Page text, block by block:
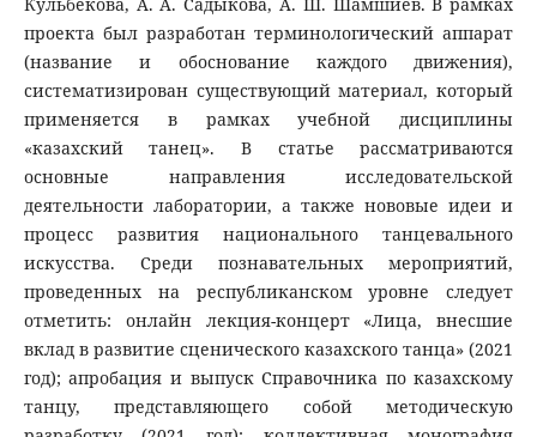
проекта был разработан терминологический аппарат
(название и обоснование каждого движения),
систематизирован существующий материал, который
применяется в рамках учебной дисциплины
«казахский танец». В статье рассматриваются
основные направления исследовательской
деятельности лаборатории, а также нововые идеи и
процесс развития национального танцевального
искусства. Среди познавательных мероприятий,
проведенных на республиканском уровне следует
отметить: онлайн лекция-концерт «Лица, внесшие
вклад в развитие сценического казахского танца» (2021
год); апробация и выпуск Справочника по казахскому
танцу, представляющего собой методическую